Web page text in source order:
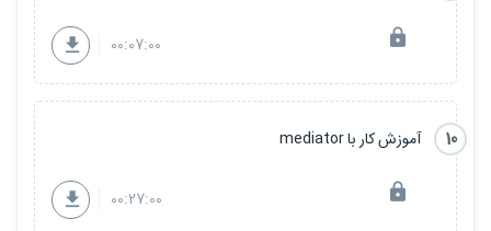
00:07:00
10 آموزش کار با mediator
00:27:00